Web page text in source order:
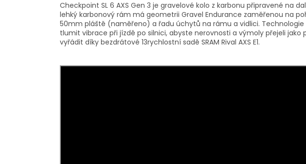
Checkpoint SL 6 AXS Gen 3 je gravelové kolo z karbonu připravené na
lehký karbonový rám má geometrii Gravel Endurance zaměřenou na
50mm pláště (naměřeno) a řadu úchytů na rámu a vidlici. Technologie
tlumit vibrace při jízdě po silnici, abyste nerovnosti a výmoly přejeli jako
vyřádit díky bezdrátové 13rychlostní sadě SRAM Rival AXS E1.